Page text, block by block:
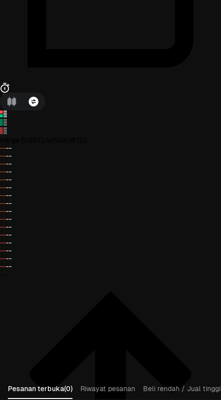
----
----
----
----
----
----
----
----
----
----
----
----
----
----
----
----
Pesanan terbuka(0) Riwayat pesanan
Beli rendah / Jual tinggi